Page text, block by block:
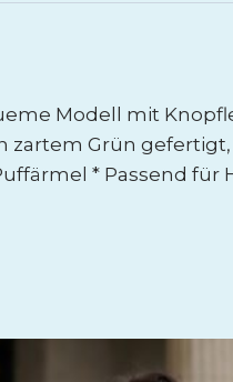
Modell mit
zartem Grün
* Passend für